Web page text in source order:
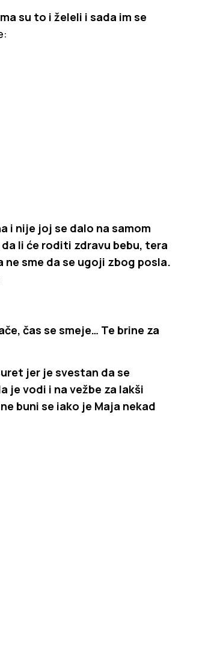
su to i želeli i sada im se
i nije joj se dalo na samom
li će roditi zdravu bebu, tera
sme da se ugoji zbog posla.
čas se smeje… Te brine za
jer je svestan da se
je vodi i na vežbe za lakši
buni se iako je Maja nekad